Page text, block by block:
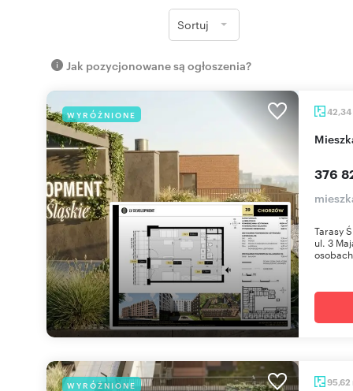
Sortuj
Jak pozycjonowane są ogłoszenia?
WYRÓŻNIONE 42,34
376
Tarasy
ul. 3
WYRÓŻNIONE 95,62